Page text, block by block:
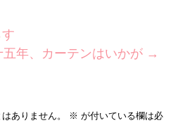
年、カーテンはいかが →
ありません。 ※ が付いている欄は必